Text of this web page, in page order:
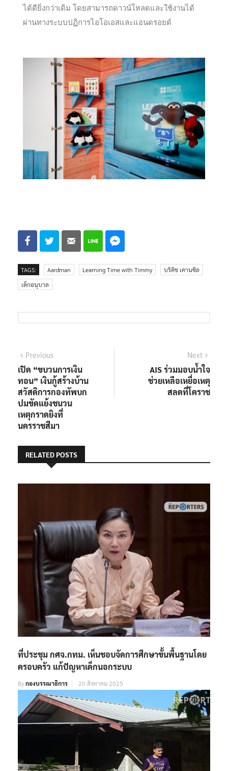
ได้ดียิ่งกว่าเดิม โดยสามารถดาวน์โหลดและใช้งานได้
ผ่านทางระบบปฏิการไอโอเอสและแอนดรอยด์
TAGS: Aardman Learning Time with Timmy
บริติช เคานซิล
เด็กอนุบาล
Previous
เปิด “ขบวนการเงิน
ทอน” เงินกู้สร้างบ้าน
สวัสดิการกองทัพบก
ปมขัดแย้งชนวน
เหตุกราดยิงที่
นครราชสีมา
Next
AIS ร่วมมอบน้ำใจ
ช่วยเหลือเหยื่อเหตุ
สลดที่โคราช
RELATED POSTS
ที่ประชุม กศจ.กทม. เห็นชอบจัดการศึกษาขั้นพื้นฐานโดย
ครอบครัว แก้ปัญหาเด็กนอกระบบ
Byกองบรรณาธิการ 20 สิงหาคม 2025